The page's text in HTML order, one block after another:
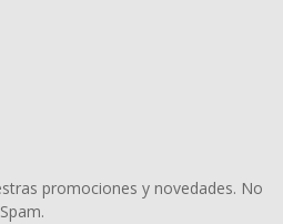
promociones y novedades. No